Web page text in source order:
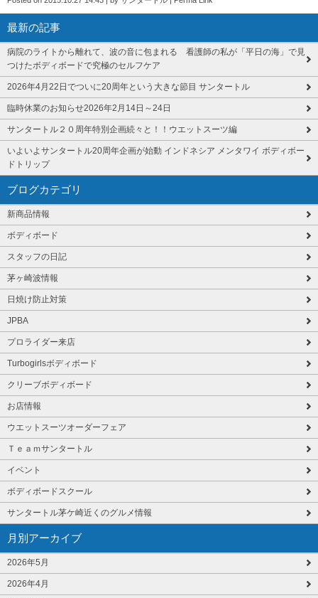
最新の記事
病院のライトから離れて、波の音に包まれる 看護師の私が「平日の海」で見
つけたボディボードで究極のセルフケア
2026年4月22日でついに20周年という大きな節目 サンタートル
臨時休業のお知らせ2026年2月14日～24日
サンタートル２０周年特別企画続々と！！ウエットスーツ編
いよいよサンタートル20周年企画が始動 インドネシア メンタワイ ボディボー
ドトリップ
ブログカテゴリ
新商品情報
ボディボード
スタッフの日記
茅ヶ崎波情報
日焼け防止対策
JPBA
プロライダー来店
Turbogirlsボディボード
クリーブボディボード
お店情報
ウエットスーツオーダーフェア
Ｔｅａｍサンタートル
イベント
ボディボードスクール
サンタートル茅ケ崎近くのグルメ情報
月別アーカイブ
2026年5月
2026年4月